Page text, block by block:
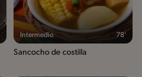
Intermedio 78'
Sancocho de costilla